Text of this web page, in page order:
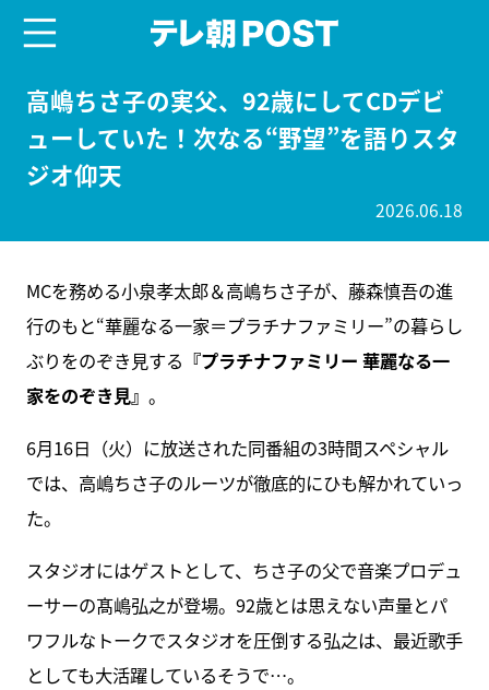
高嶋ちさ子の実父、92歳にしてCDデビ
ューしていた！次なる“野望”を語りスタ
ジオ仰天
2026.06.18
MCを務める小泉孝太郎＆高嶋ちさ子が、藤森慎吾の進
行のもと“華麗なる一家＝プラチナファミリー”の暮らし
ぶりをのぞき見する 『プラチナファミリー 華麗なる一
家をのぞき見』 。
6月16日（火）に放送された同番組の3時間スペシャル
では、高嶋ちさ子のルーツが徹底的にひも解かれていっ
た。
スタジオにはゲストとして、ちさ子の父で音楽プロデュ
ーサーの髙嶋弘之が登場。92歳とは思えない声量とパ
ワフルなトークでスタジオを圧倒する弘之は、最近歌手
としても大活躍しているそうで…。